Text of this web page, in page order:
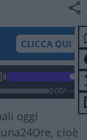
CLICCA QUI
0:00/--:--
oggi
cioè